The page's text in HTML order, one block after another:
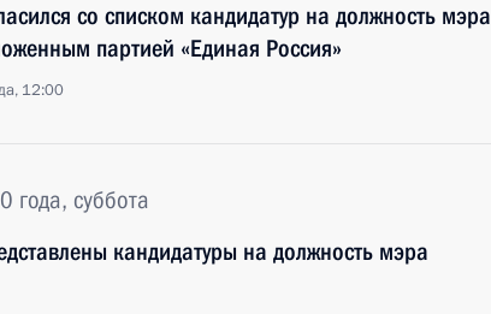
со списком кандидатур на должность мэра
партией «Единая Россия»
12:00
года, суббота
кандидатуры на должность мэра